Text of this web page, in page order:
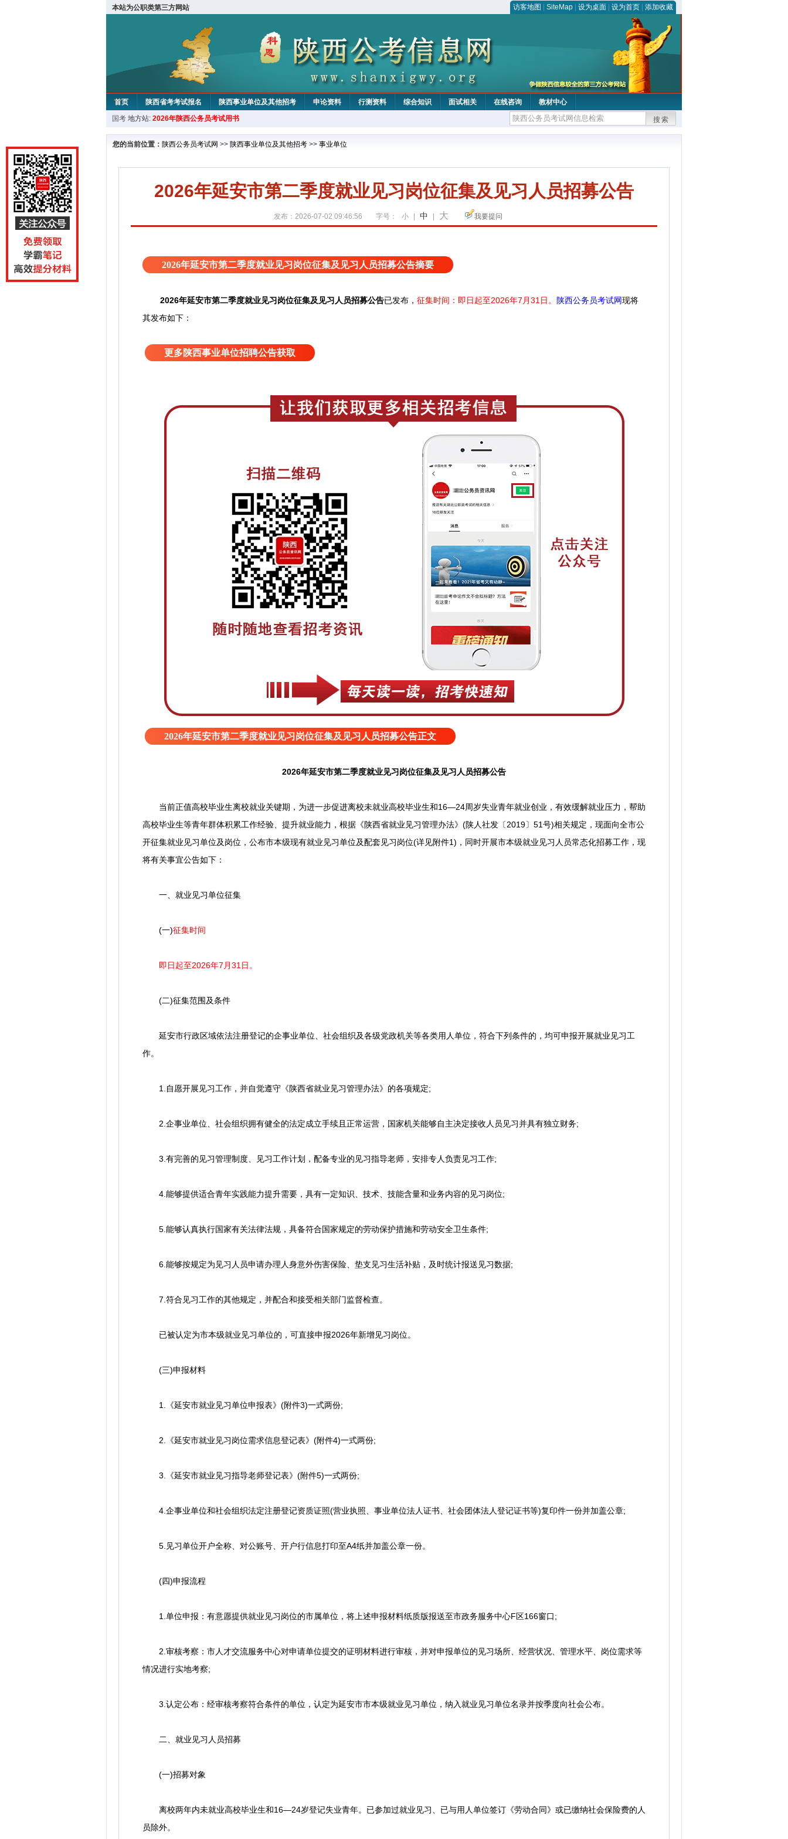
本站为公职类第三方网站 访客地图 SiteMap 设为桌面 设为首页 添加收藏
首页 陕西省考考试报名 陕西事业单位及其他招考 申论资料 行测资料 综合知识 面试相关 在线咨询
教材中心
国考 地方站: 2026年陕西公务员考试用书 搜索
您的当前位置： 陕西公务员考试网 >> 陕西事业单位及其他招考 >> 事业单位
2026年延安市第二季度就业见习岗位征集及见习人员招募公告
发布：2026-07-02 09:46:56 字号： 小 中 大 我要提问
2026年延安市第二季度就业见习岗位征集及见习人员招募公告摘要
2026年延安市第二季度就业见习岗位征集及见习人员招募公告已发布， 征集时间： 即日起至2026年7月31日。 陕西公务员考试网现将
其发布如下：
更多陕西事业单位招聘公告获取
2026年延安市第二季度就业见习岗位征集及见习人员招募公告正文
2026年延安市第二季度就业见习岗位征集及见习人员招募公告
当前正值高校毕业生离校就业关键期，为进一步促进离校未就业高校毕业生和16—24周岁失业青年就业创业，有效缓解就业压力，帮助
高校毕业生等青年群体积累工作经验、提升就业能力，根据《陕西省就业见习管理办法》(陕人社发〔2019〕51号)相关规定，现面向全市公
开征集就业见习单位及岗位，公布市本级现有就业见习单位及配套见习岗位(详见附件1)，同时开展市本级就业见习人员常态化招募工作，现
将有关事宜公告如下：
一、就业见习单位征集
(一)征集时间
即日起至2026年7月31日。
(二)征集范围及条件
延安市行政区域依法注册登记的企事业单位、社会组织及各级党政机关等各类用人单位，符合下列条件的，均可申报开展就业见习工
作。
1.自愿开展见习工作，并自觉遵守《陕西省就业见习管理办法》的各项规定;
2.企事业单位、社会组织拥有健全的法定成立手续且正常运营，国家机关能够自主决定接收人员见习并具有独立财务;
3.有完善的见习管理制度、见习工作计划，配备专业的见习指导老师，安排专人负责见习工作;
4.能够提供适合青年实践能力提升需要，具有一定知识、技术、技能含量和业务内容的见习岗位;
5.能够认真执行国家有关法律法规，具备符合国家规定的劳动保护措施和劳动安全卫生条件;
6.能够按规定为见习人员申请办理人身意外伤害保险、垫支见习生活补贴，及时统计报送见习数据;
7.符合见习工作的其他规定，并配合和接受相关部门监督检查。
已被认定为市本级就业见习单位的，可直接申报2026年新增见习岗位。
(三)申报材料
1.《延安市就业见习单位申报表》(附件3)一式两份;
2.《延安市就业见习岗位需求信息登记表》(附件4)一式两份;
3.《延安市就业见习指导老师登记表》(附件5)一式两份;
4.企事业单位和社会组织法定注册登记资质证照(营业执照、事业单位法人证书、社会团体法人登记证书等)复印件一份并加盖公章;
5.见习单位开户全称、对公账号、开户行信息打印至A4纸并加盖公章一份。
(四)申报流程
1.单位申报：有意愿提供就业见习岗位的市属单位，将上述申报材料纸质版报送至市政务服务中心F区166窗口;
2.审核考察：市人才交流服务中心对申请单位提交的证明材料进行审核，并对申报单位的见习场所、经营状况、管理水平、岗位需求等
情况进行实地考察;
3.认定公布：经审核考察符合条件的单位，认定为延安市市本级就业见习单位，纳入就业见习单位名录并按季度向社会公布。
二、就业见习人员招募
(一)招募对象
离校两年内未就业高校毕业生和16—24岁登记失业青年。已参加过就业见习、已与用人单位签订《劳动合同》或已缴纳社会保险费的人
员除外。